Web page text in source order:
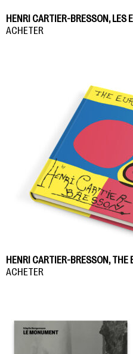
HENRI CARTIER-BRESSON, LES
ACHETER
HENRI CARTIER-BRESSON, THE
ACHETER